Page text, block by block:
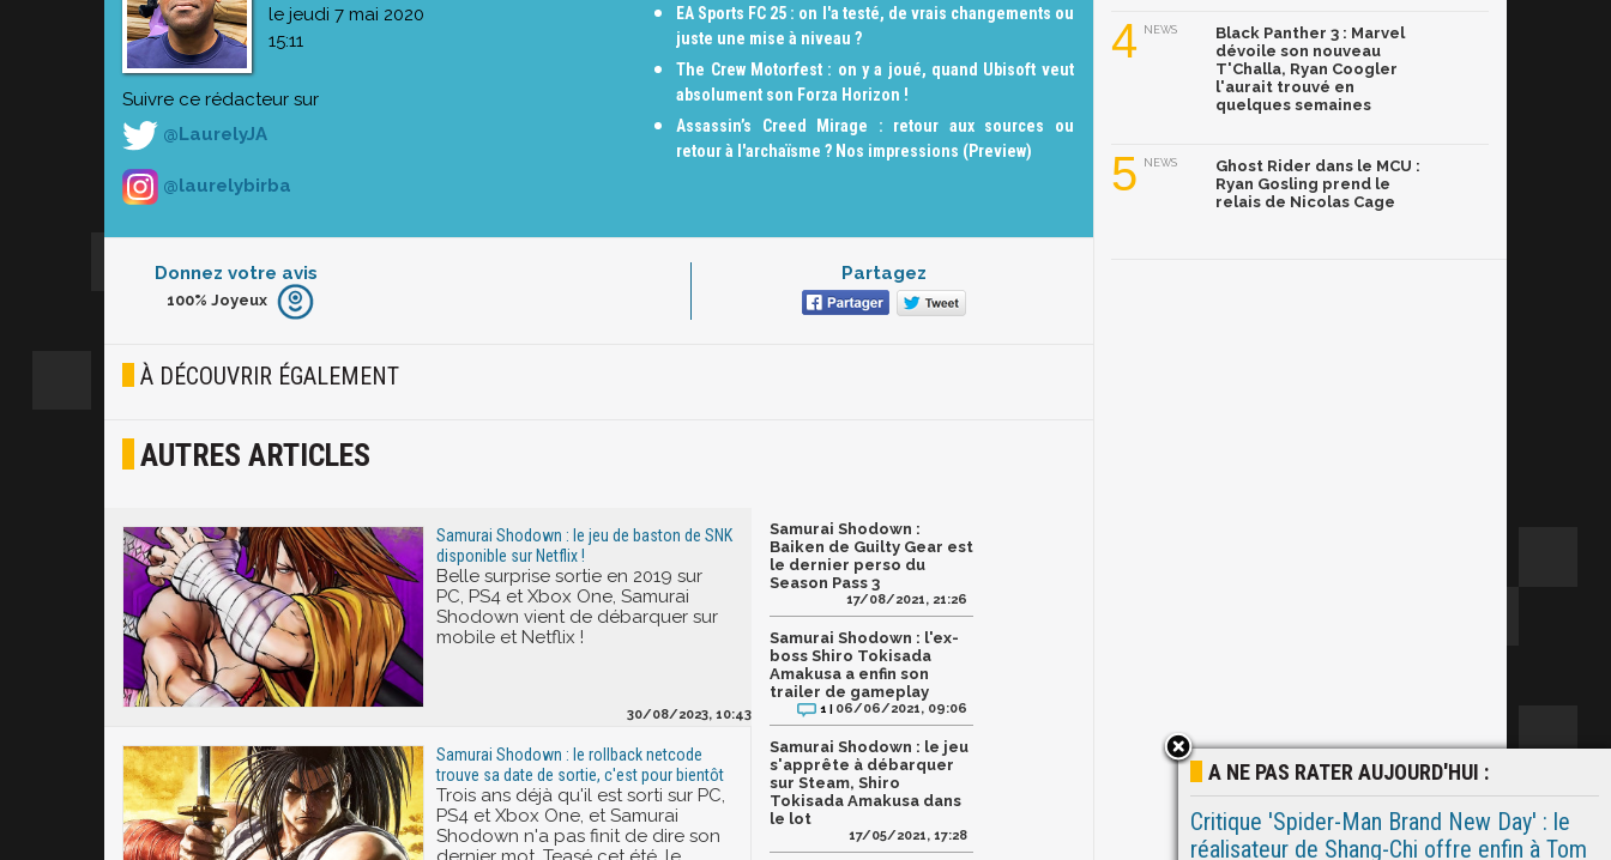
le jeudi 7 mai 2020
15:11
Suivre ce rédacteur sur
@LaurelyJA
@laurelybirba
EA Sports FC 25 : on l'a testé, de vrais changements ou
juste une mise à niveau ?
The Crew Motorfest : on y a joué, quand Ubisoft veut
absolument son Forza Horizon !
Assassin’s Creed Mirage : retour aux sources ou
retour à l'archaïsme ? Nos impressions (Preview)
Donnez votre avis
Furieux
Joyeux
100% Joyeux
Partagez
À DÉCOUVRIR ÉGALEMENT
AUTRES ARTICLES
Samurai Shodown : le jeu de baston de SNK
disponible sur Netflix !
Belle surprise sortie en 2019 sur
PC, PS4 et Xbox One, Samurai
Shodown vient de débarquer sur
mobile et Netflix !
30/08/2023, 10:43
Samurai Shodown : le rollback netcode
trouve sa date de sortie, c'est pour bientôt
Trois ans déjà qu'il est sorti sur PC,
PS4 et Xbox One, et Samurai
Shodown n'a pas finit de dire son
Samurai Shodown :
Baiken de Guilty Gear est
le dernier perso du
Season Pass 3
17/08/2021, 21:26
Samurai Shodown : l'ex-
boss Shiro Tokisada
Amakusa a enfin son
trailer de gameplay
1 | 06/06/2021, 09:06
Samurai Shodown : le jeu
s'apprête à débarquer
sur Steam, Shiro
Tokisada Amakusa dans
le lot
17/05/2021, 17:28
4 NEWS
Black Panther 3 : Marvel
dévoile son nouveau
T'Challa, Ryan Coogler
l'aurait trouvé en
quelques semaines
5 NEWS
Ghost Rider dans le MCU :
Ryan Gosling prend le
relais de Nicolas Cage
A NE PAS RATER AUJOURD'HUI :
Critique 'Spider-Man Brand New Day' : le
réalisateur de Shang-Chi offre enfin à Tom